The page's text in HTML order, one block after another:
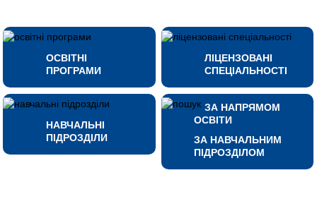
ОСВІТНІ
ПРОГРАМИ
ЛІЦЕНЗОВАНІ
СПЕЦІАЛЬНОСТІ
НАВЧАЛЬНІ
ПІДРОЗДІЛИ
ЗА НАПРЯМОМ
ОСВІТИ
ЗА НАВЧАЛЬНИМ
ПІДРОЗДІЛОМ